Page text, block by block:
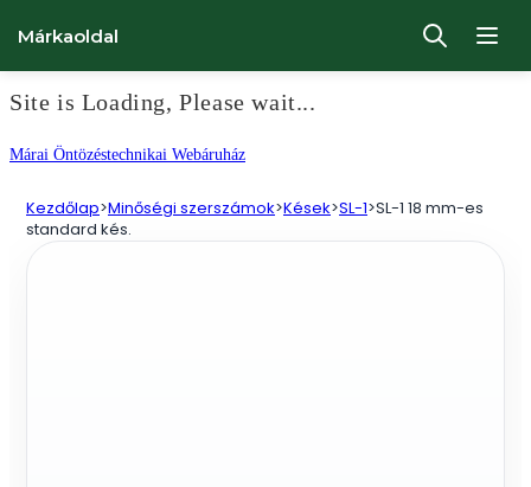
Site is Loading, Please wait...
Ugrás
tartalomhoz
Márai Öntözéstechnikai Webáruház
Márkaoldal
Kezdőlap>Minőségi szerszámok>Kések>SL-1>SL-1 18 mm-es
standard kés.